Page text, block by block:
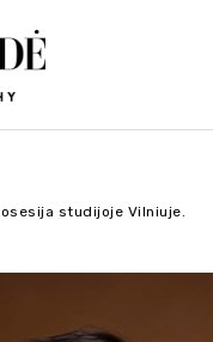
studijoje Vilniuje.